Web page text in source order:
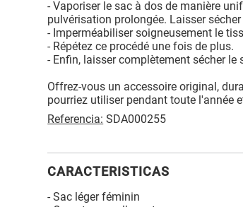
- Vaporiser le sac à dos de manière
pulvérisation prolongée. Laisser
- Imperméabiliser soigneusement le
- Répétez ce procédé une fois de plus.
- Enfin, laisser complètement sécher
Offrez-vous un accessoire original,
pourriez utiliser pendant toute l'année
Referencia: SDA000255
CARACTERISTICAS
- Sac léger féminin